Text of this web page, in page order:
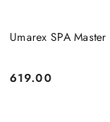
Umarex SPA
Cena:
619.00